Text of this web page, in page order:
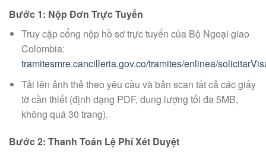
Bước 1: Nộp Đơn Trực Tuyến
Truy cập cổng nộp hồ sơ trực tuyến của Bộ Ngoại giao
Colombia:
tramitesmre.cancilleria.gov.co/tramites/enlinea/
Tải lên ảnh thẻ theo yêu cầu và bản scan tất cả các giấy
tờ cần thiết (định dạng PDF, dung lượng tối đa 5MB,
không quá 30 trang).
Bước 2: Thanh Toán Lệ Phí Xét Duyệt